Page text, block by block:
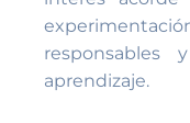
aprendizaje.